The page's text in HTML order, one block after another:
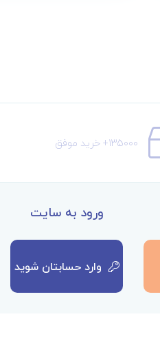
135000+ خرید موفق
ورود به سایت
وارد حسابتان شوید